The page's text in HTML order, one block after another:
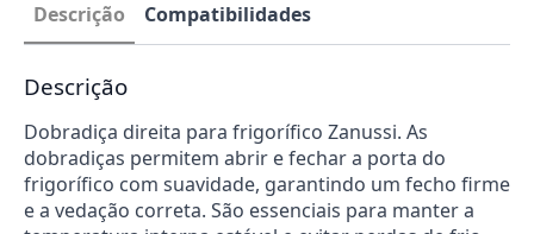
Descrição Compatibilidades
Descrição
Dobradiça direita para frigorífico Zanussi. As
dobradiças permitem abrir e fechar a porta do
frigorífico com suavidade, garantindo um fecho firme
e a vedação correta. São essenciais para manter a